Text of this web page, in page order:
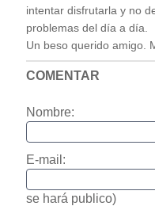
intentar disfrutarla y no
problemas del día a día.
Un beso querido amigo.
COMENTAR
Nombre:
E-mail:
se hará publico)